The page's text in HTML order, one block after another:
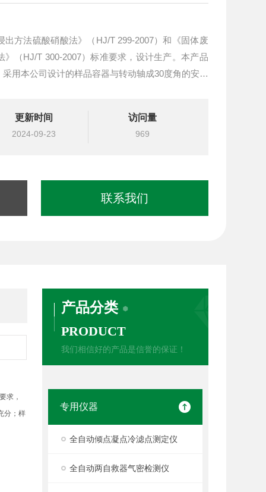
方法硫酸硝酸法》（HJ/T 299-2007）和《固体废
（HJ/T 300-2007）标准要求，设计生产。本产品
用本公司设计的样品容器与转动轴成30度角的安装
更新时间
2024-09-23
访问量
969
联系我们
产品分类
PRODUCT
我们相信好的产品是信誉的保证！
专用仪器
全自动倾点凝点冷滤点测定仪
全自动两自救器气密检测仪
求，
分；样